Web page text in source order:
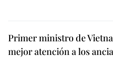
Primer ministro de
mejor atención a los